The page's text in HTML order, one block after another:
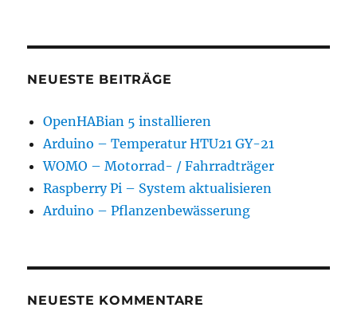
NEUESTE BEITRÄGE
OpenHABian 5 installieren
Arduino – Temperatur HTU21 GY-21
WOMO – Motorrad- / Fahrradträger
Raspberry Pi – System aktualisieren
Arduino – Pflanzenbewässerung
NEUESTE KOMMENTARE